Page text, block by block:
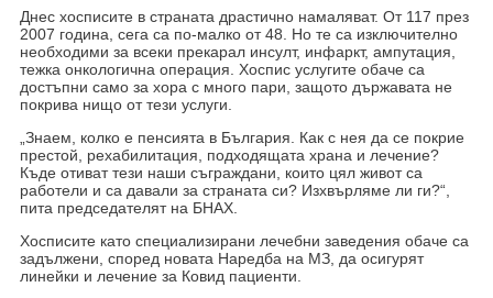
Днес хосписите в страната драстично намаляват. От 117 през
2007 година, сега са по-малко от 48. Но те са изключително
необходими за всеки прекарал инсулт, инфаркт, ампутация,
тежка онкологична операция. Хоспис услугите обаче са
достъпни само за хора с много пари, защото държавата не
покрива нищо от тези услуги.
„Знаем, колко е пенсията в България. Как с нея да се покрие
престой, рехабилитация, подходящата храна и лечение?
Къде отиват тези наши съграждани, които цял живот са
работели и са давали за страната си? Изхвърляме ли ги?“,
пита председателят на БНАХ.
Хосписите като специализирани лечебни заведения обаче са
задължени, според новата Наредба на МЗ, да осигурят
линейки и лечение за Ковид пациенти.